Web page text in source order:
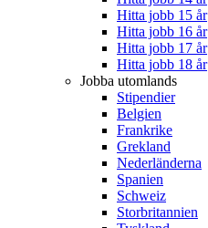
Hitta jobb 15 år
Hitta jobb 16 år
Hitta jobb 17 år
Hitta jobb 18 år
Jobba utomlands
Stipendier
Belgien
Frankrike
Grekland
Nederländerna
Spanien
Schweiz
Storbritannien